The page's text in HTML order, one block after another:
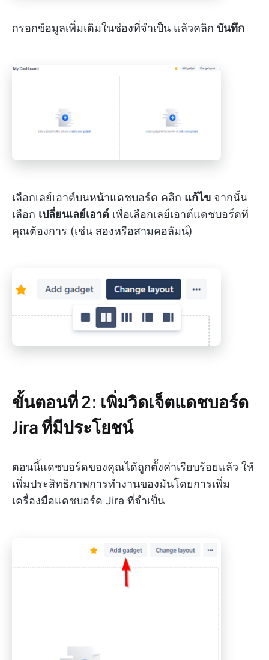
กรอกข้อมูลเพิ่มเติมในช่องที่จำเป็น แล้วคลิก บันทึก
เลือกเลย์เอาต์บนหน้าแดชบอร์ด คลิก แก้ไข จากนั้น
เลือก เปลี่ยนเลย์เอาต์ เพื่อเลือกเลย์เอาต์แดชบอร์ดที่
คุณต้องการ (เช่น สองหรือสามคอลัมน์)
ขั้นตอนที่ 2: เพิ่มวิดเจ็ตแดชบอร์ด
Jira ที่มีประโยชน์
ตอนนี้แดชบอร์ดของคุณได้ถูกตั้งค่าเรียบร้อยแล้ว ให้
เพิ่มประสิทธิภาพการทำงานของมันโดยการเพิ่ม
เครื่องมือแดชบอร์ด Jira ที่จำเป็น